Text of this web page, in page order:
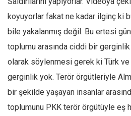
koyuyorlar fakat ne kadar ilginç ki
bile yakalanmış değil. Bu ertesi
toplumu arasında ciddi bir gerginlik
olarak söylenmesi gerek ki Türk ve
gerginlik yok. Terör örgütleriyle
bir şekilde yaşayan insanlar
toplumunu PKK terör örgütüyle eş